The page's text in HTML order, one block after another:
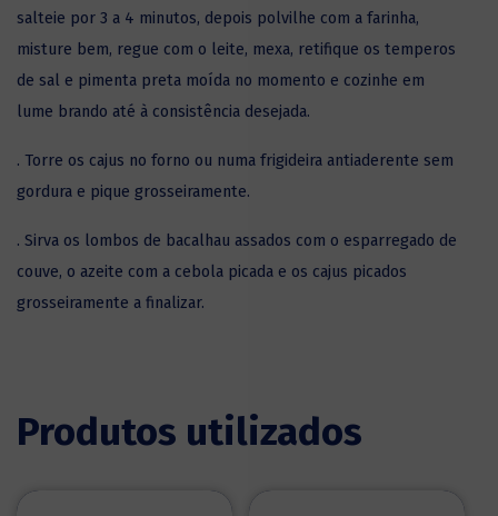
salteie por 3 a 4 minutos, depois polvilhe com a farinha,
misture bem, regue com o leite, mexa, retifique os temperos
de sal e pimenta preta moída no momento e cozinhe em
lume brando até à consistência desejada.
. Torre os cajus no forno ou numa frigideira antiaderente sem
gordura e pique grosseiramente.
. Sirva os lombos de bacalhau assados com o esparregado de
couve, o azeite com a cebola picada e os cajus picados
grosseiramente a finalizar.
Produtos utilizados